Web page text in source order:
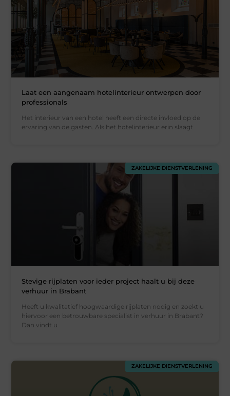
Laat een aangenaam hotelinterieur ontwerpen door
professionals
Het interieur van een hotel heeft een directe invloed op de
ervaring van de gasten. Als het hotelinterieur erin slaagt
ZAKELIJKE DIENSTVERLENING
Stevige rijplaten voor ieder project haalt u bij deze
verhuur in Brabant
Heeft u kwalitatief hoogwaardige rijplaten nodig en zoekt u
hiervoor een betrouwbare specialist in verhuur in Brabant?
Dan vindt u
ZAKELIJKE DIENSTVERLENING